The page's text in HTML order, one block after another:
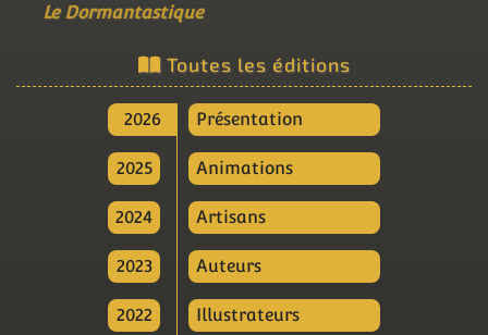
Le Dormantastique
Toutes les éditions
2026
2025
2024
2023
2022
Présentation
Animations
Artisans
Auteurs
Illustrateurs